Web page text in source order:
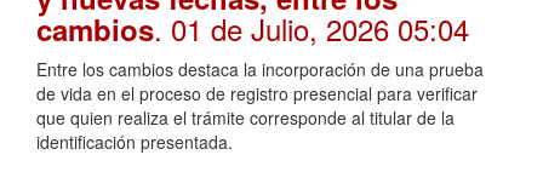
cambios. 01 de Julio, 2026 05:04
Entre los cambios destaca la incorporación de una prueba
de vida en el proceso de registro presencial para verificar
que quien realiza el trámite corresponde al titular de la
identificación presentada.